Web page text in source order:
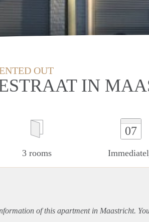
OUT
IN
3 rooms
07
of this apartmentin Maastricht.